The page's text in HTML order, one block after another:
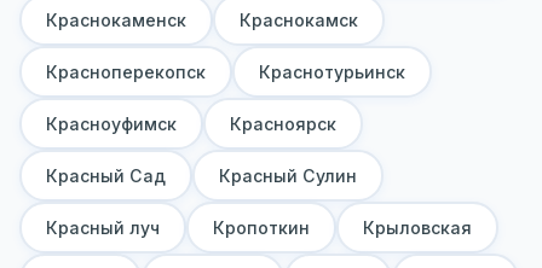
Краснокаменск Краснокамск
Красноперекопск Краснотурьинск
Красноуфимск Красноярск
Красный Сад Красный Сулин
Красный луч Кропоткин Крыловская